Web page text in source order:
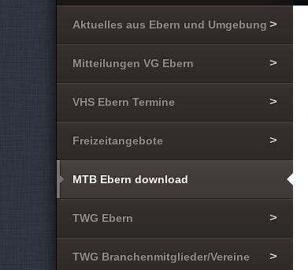
Aktuelles aus Ebern und Umgebung
Mitteilungen VG Ebern
VHS Ebern Termine
Freizeitangebote
MTB Ebern download
TWG Ebern
TWG Branchenmitglieder/Vereine